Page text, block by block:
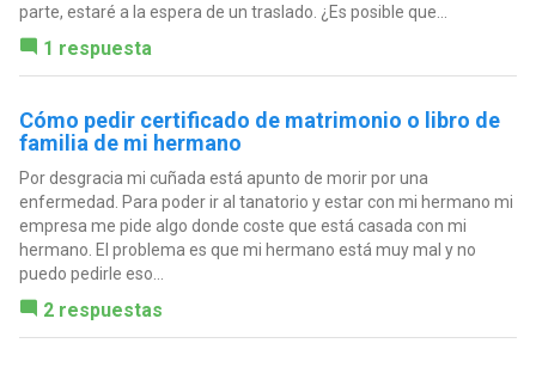
parte, estaré a la espera de un traslado. ¿Es posible que...
1 respuesta
Cómo pedir certificado de matrimonio o libro de
familia de mi hermano
Por desgracia mi cuñada está apunto de morir por una
enfermedad. Para poder ir al tanatorio y estar con mi hermano mi
empresa me pide algo donde coste que está casada con mi
hermano. El problema es que mi hermano está muy mal y no
puedo pedirle eso...
2 respuestas